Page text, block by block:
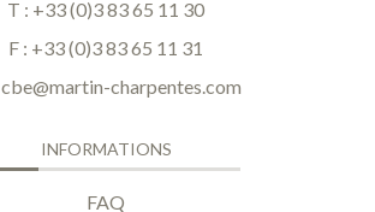
T : +33 (0)3 83 65 11 30
F : +33 (0)3 83 65 11 31
cbe@martin-charpentes.com
INFORMATIONS
FAQ